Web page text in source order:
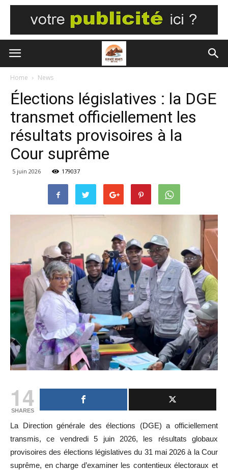
Home News
Élections législatives : la DGE
transmet officiellement les
résultats provisoires à la
Cour suprême
5 juin 2026 179037
14
SHARES
La Direction générale des élections (DGE) a officiellement
transmis, ce vendredi 5 juin 2026, les résultats globaux
provisoires des élections législatives du 31 mai 2026 à la Cour
suprême, en charge d’examiner les contentieux électoraux et